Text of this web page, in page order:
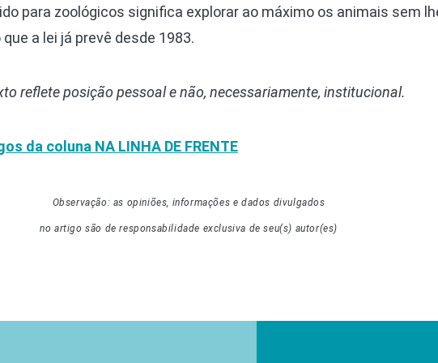
para zoológicos significa explorar ao máximo os animais sem
a lei já prevê desde 1983.
reflete posição pessoal e não, necessariamente, institucional.
da coluna NA LINHA DE FRENTE
Observação: as opiniões, informações e dados divulgados
no artigosão de responsabilidade exclusiva de seu(s) autor(es)